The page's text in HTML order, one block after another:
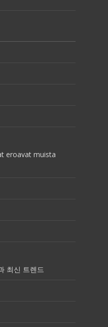
eroavat muista
최신 트렌드